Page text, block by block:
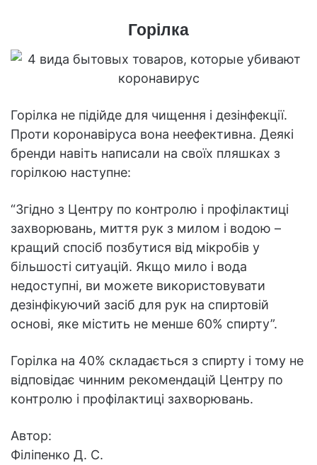
Горілка
Горілка не підійде для чищення і дезінфекції.
Проти коронавіруса вона неефективна. Деякі
бренди навіть написали на своїх пляшках з
горілкою наступне:
“Згідно з Центру по контролю і профілактиці
захворювань, миття рук з милом і водою –
кращий спосіб позбутися від мікробів у
більшості ситуацій. Якщо мило і вода
недоступні, ви можете використовувати
дезінфікуючий засіб для рук на спиртовій
основі, яке містить не менше 60% спирту”.
Горілка на 40% складається з спирту і тому не
відповідає чинним рекомендацій Центру по
контролю і профілактиці захворювань.
Автор:
Філіпенко Д. С.